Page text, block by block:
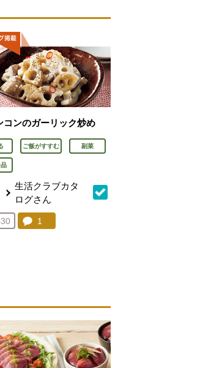
コンのガーリック炒め
ご飯がすすむ 副菜
品
生活クラブカタ
ログさん
気に入り登録：
人が登録
コメント：
1